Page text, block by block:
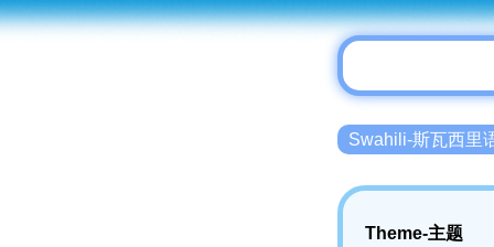
Swahili-斯瓦西里
Theme-主题